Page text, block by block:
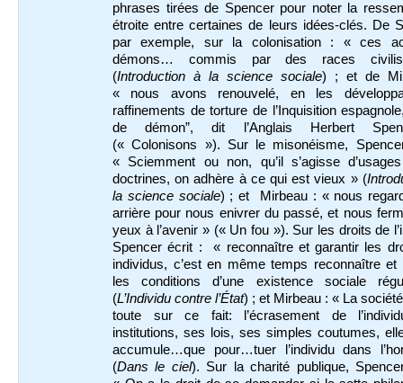
phrases tirées de Spencer pour noter la
étroite entre certaines de leurs idées-clés. De
par exemple, sur la colonisation : « ces
démons… commis par des races
(Introduction à la science sociale) ; et de
« nous avons renouvelé, en les
raffinements de torture de l’Inquisition
de démon”, dit l’Anglais Herbert
(« Colonisons »). Sur le misonéisme,
« Sciemment ou non, qu’il s’agisse
doctrines, on adhère à ce qui est vieux » (
la science sociale) ; et Mirbeau : « nous
arrière pour nous enivrer du passé, et nous
yeux à l’avenir » (« Un fou »). Sur les droits de
Spencer écrit : « reconnaître et garantir les
individus, c’est en même temps reconnaître et
les conditions d’une existence sociale
(L’Individu contre l’État) ; et Mirbeau : « La société
toute sur ce fait: l’écrasement de
institutions, ses lois, ses simples coutumes,
accumule…que pour…tuer l’individu dans
(Dans le ciel). Sur la charité publique,